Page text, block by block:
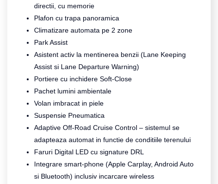
directii, cu memorie
Plafon cu trapa panoramica
Climatizare automata pe 2 zone
Park Assist
Asistent activ la mentinerea benzii (Lane Keeping
Assist si Lane Departure Warning)
Portiere cu inchidere Soft-Close
Pachet lumini ambientale
Volan imbracat in piele
Suspensie Pneumatica
Adaptive Off-Road Cruise Control – sistemul se
adapteaza automat in functie de conditiile terenului
Faruri Digital LED cu signature DRL
Integrare smart-phone (Apple Carplay, Android Auto
si Bluetooth) inclusiv incarcare wireless